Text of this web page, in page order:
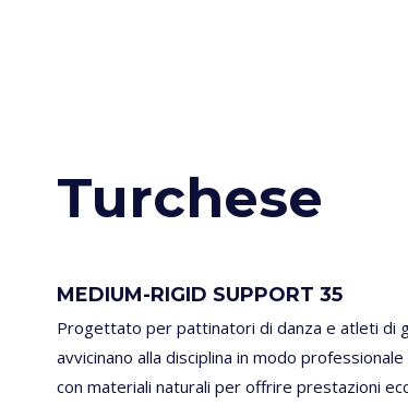
Turchese
MEDIUM-RIGID SUPPORT 35
Progettato per pattinatori di danza e atleti di
avvicinano alla disciplina in modo
con materiali naturali per offrire prestazioni